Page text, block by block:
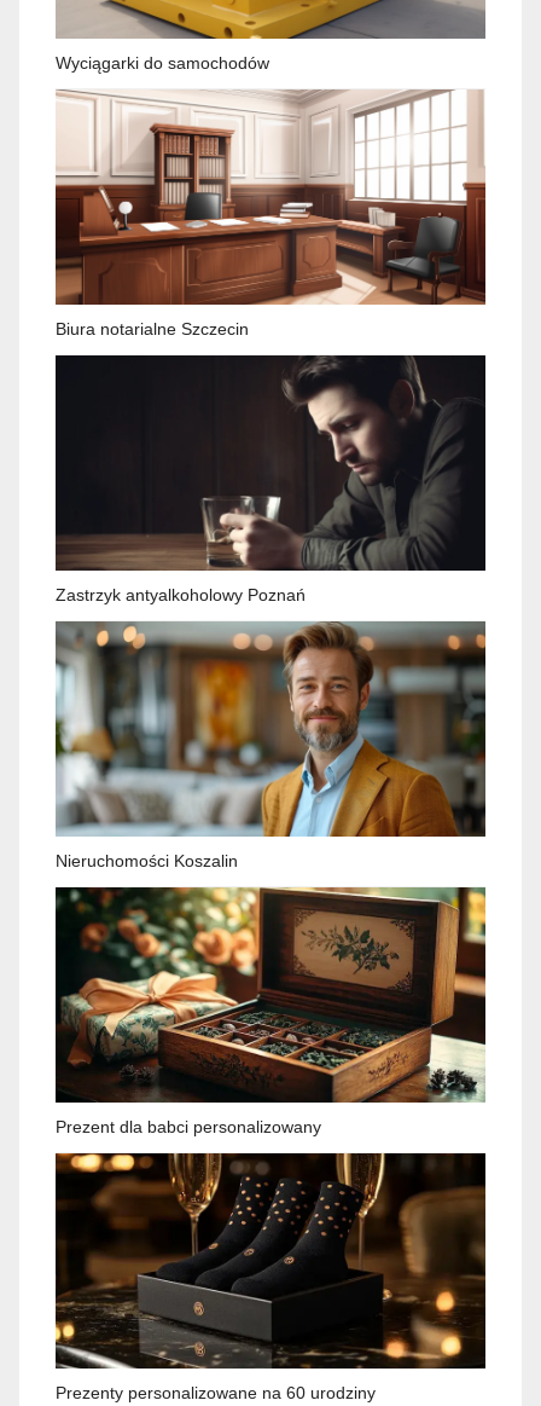
Wyciągarki do samochodów
Biura notarialne Szczecin
Zastrzyk antyalkoholowy Poznań
Nieruchomości Koszalin
Prezent dla babci personalizowany
Prezenty personalizowane na 60 urodziny